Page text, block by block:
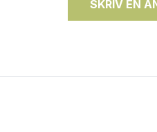
SKRIV EN